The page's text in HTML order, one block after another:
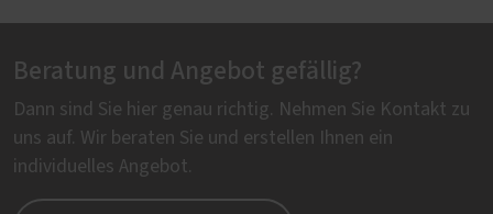
Beratung und Angebot gefällig?
Dann sind Sie hier genau richtig. Nehmen Sie Kontakt zu
uns auf. Wir beraten Sie und erstellen Ihnen ein
individuelles Angebot.